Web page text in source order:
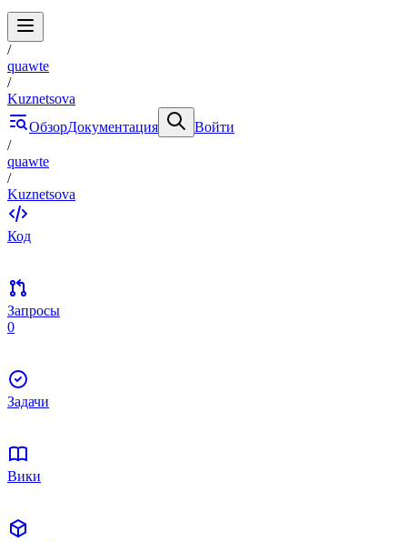
/
quawte
/
Kuznetsova
ОбзорДокументация
Войти
/
quawte
/
Kuznetsova
Код
Запросы
0
Задачи
Вики